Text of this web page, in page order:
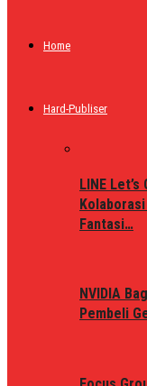
Home
Hard-Publiser
LINE
Fantasi…
NVIDIA
Pembeli